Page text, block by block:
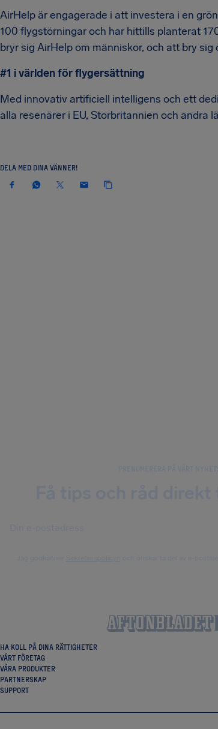
AirHelp är engagerade i att investera i en
100 flygstörningar och har hittills planterat
bryr sig AirHelp om människor, och att bry
#1 i världen för flygersättning
Med innovativ artificiell intelligens och ett
alla resenärer i EU, Storbritannien och
DELA MED DINA VÄNNER!
HA KOLL PÅ DINA RÄTTIGHETER
VÅRT FÖRETAG
VÅRA PRODUKTER
PARTNERSKAP
SUPPORT